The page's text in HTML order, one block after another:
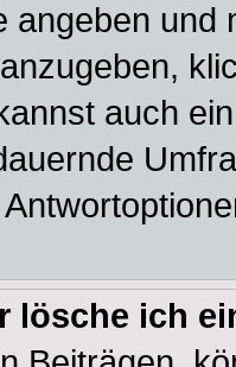
angeben und
auch
lösche ich